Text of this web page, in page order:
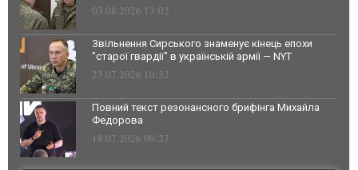
03.08.2026 13:02
Звільнення Сирського знаменує кінець епохи
"старої гвардії" в українській армії — NYT
23.07.2026 10:32
Повний текст резонансного брифінга Михайла
Федорова
18.07.2026 09:27